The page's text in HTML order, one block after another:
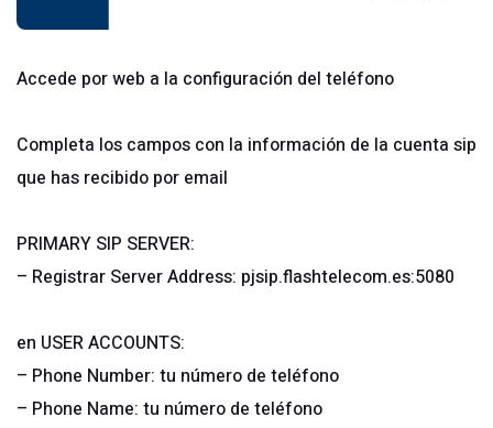
Accede por web a la configuración del teléfono
Completa los campos con la información de la cuenta sip
que has recibido por email
PRIMARY SIP SERVER:
– Registrar Server Address: pjsip.flashtelecom.es:5080
en USER ACCOUNTS:
– Phone Number: tu número de teléfono
– Phone Name: tu número de teléfono